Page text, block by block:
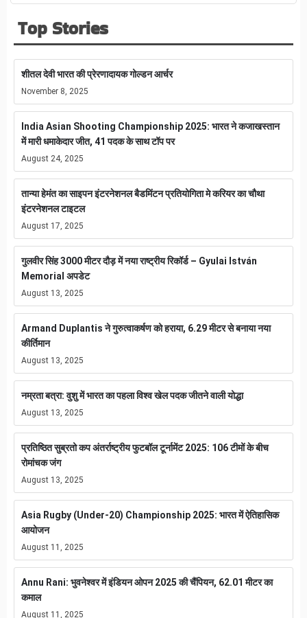
Top Stories
शीतल देवी भारत की प्रेरणादायक गोल्डन आर्चर
November 8, 2025
India Asian Shooting Championship 2025: भारत ने कजाखस्तान
में मारी धमाकेदार जीत, 41 पदक के साथ टॉप पर
August 24, 2025
तान्या हेमंत का साइपन इंटरनेशनल बैडमिंटन प्रतियोगिता मे करियर का चौथा
इंटरनेशनल टाइटल
August 17, 2025
गुलवीर सिंह 3000 मीटर दौड़ में नया राष्ट्रीय रिकॉर्ड – Gyulai István
Memorial अपडेट
August 13, 2025
Armand Duplantis ने गुरुत्वाकर्षण को हराया, 6.29 मीटर से बनाया नया
कीर्तिमान
August 13, 2025
नम्रता बत्रा: वुशु में भारत का पहला विश्व खेल पदक जीतने वाली योद्धा
August 13, 2025
प्रतिष्ठित सुब्रतो कप अंतर्राष्ट्रीय फुटबॉल टूर्नामेंट 2025: 106 टीमों के बीच
रोमांचक जंग
August 13, 2025
Asia Rugby (Under-20) Championship 2025: भारत में ऐतिहासिक
आयोजन
August 11, 2025
Annu Rani: भुवनेश्वर में इंडियन ओपन 2025 की चैंपियन, 62.01 मीटर का
कमाल
August 11, 2025